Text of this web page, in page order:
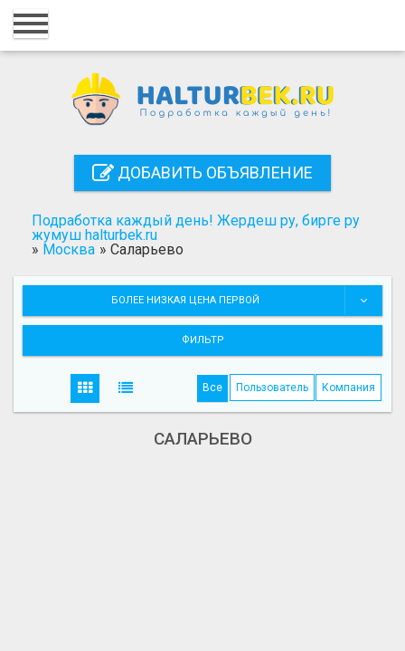
Главная
Регистрация
Поиск
ДОБАВИТЬ ОБЪЯВЛЕНИЕ
Подработка каждый день! Жердеш ру, бирге ру
жумуш halturbek.ru
» Москва » Саларьево
БОЛЕЕ НИЗКАЯ ЦЕНА ПЕРВОЙ
ФИЛЬТР
Все Пользователь Компания
САЛАРЬЕВО